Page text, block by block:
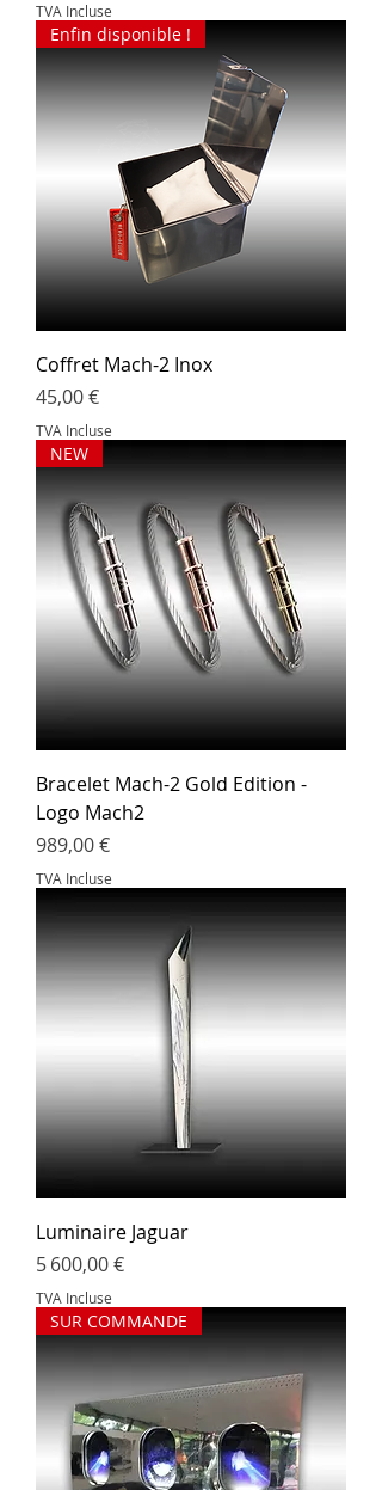
TVA Incluse
Enfin disponible !
Coffret Mach-2 Inox
Prix
45,00 €
TVA Incluse
NEW
Bracelet Mach-2 Gold Edition -
Logo Mach2
Prix
989,00 €
TVA Incluse
Luminaire Jaguar
Prix
5 600,00 €
TVA Incluse
SUR COMMANDE